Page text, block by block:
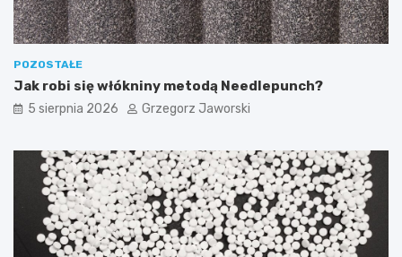
POZOSTAŁE
Jak robi się włókniny metodą Needlepunch?
5 sierpnia 2026 Grzegorz Jaworski